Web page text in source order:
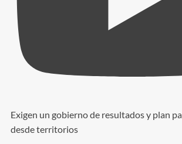
Exigen un gobierno de resultados y plan
desde territorios